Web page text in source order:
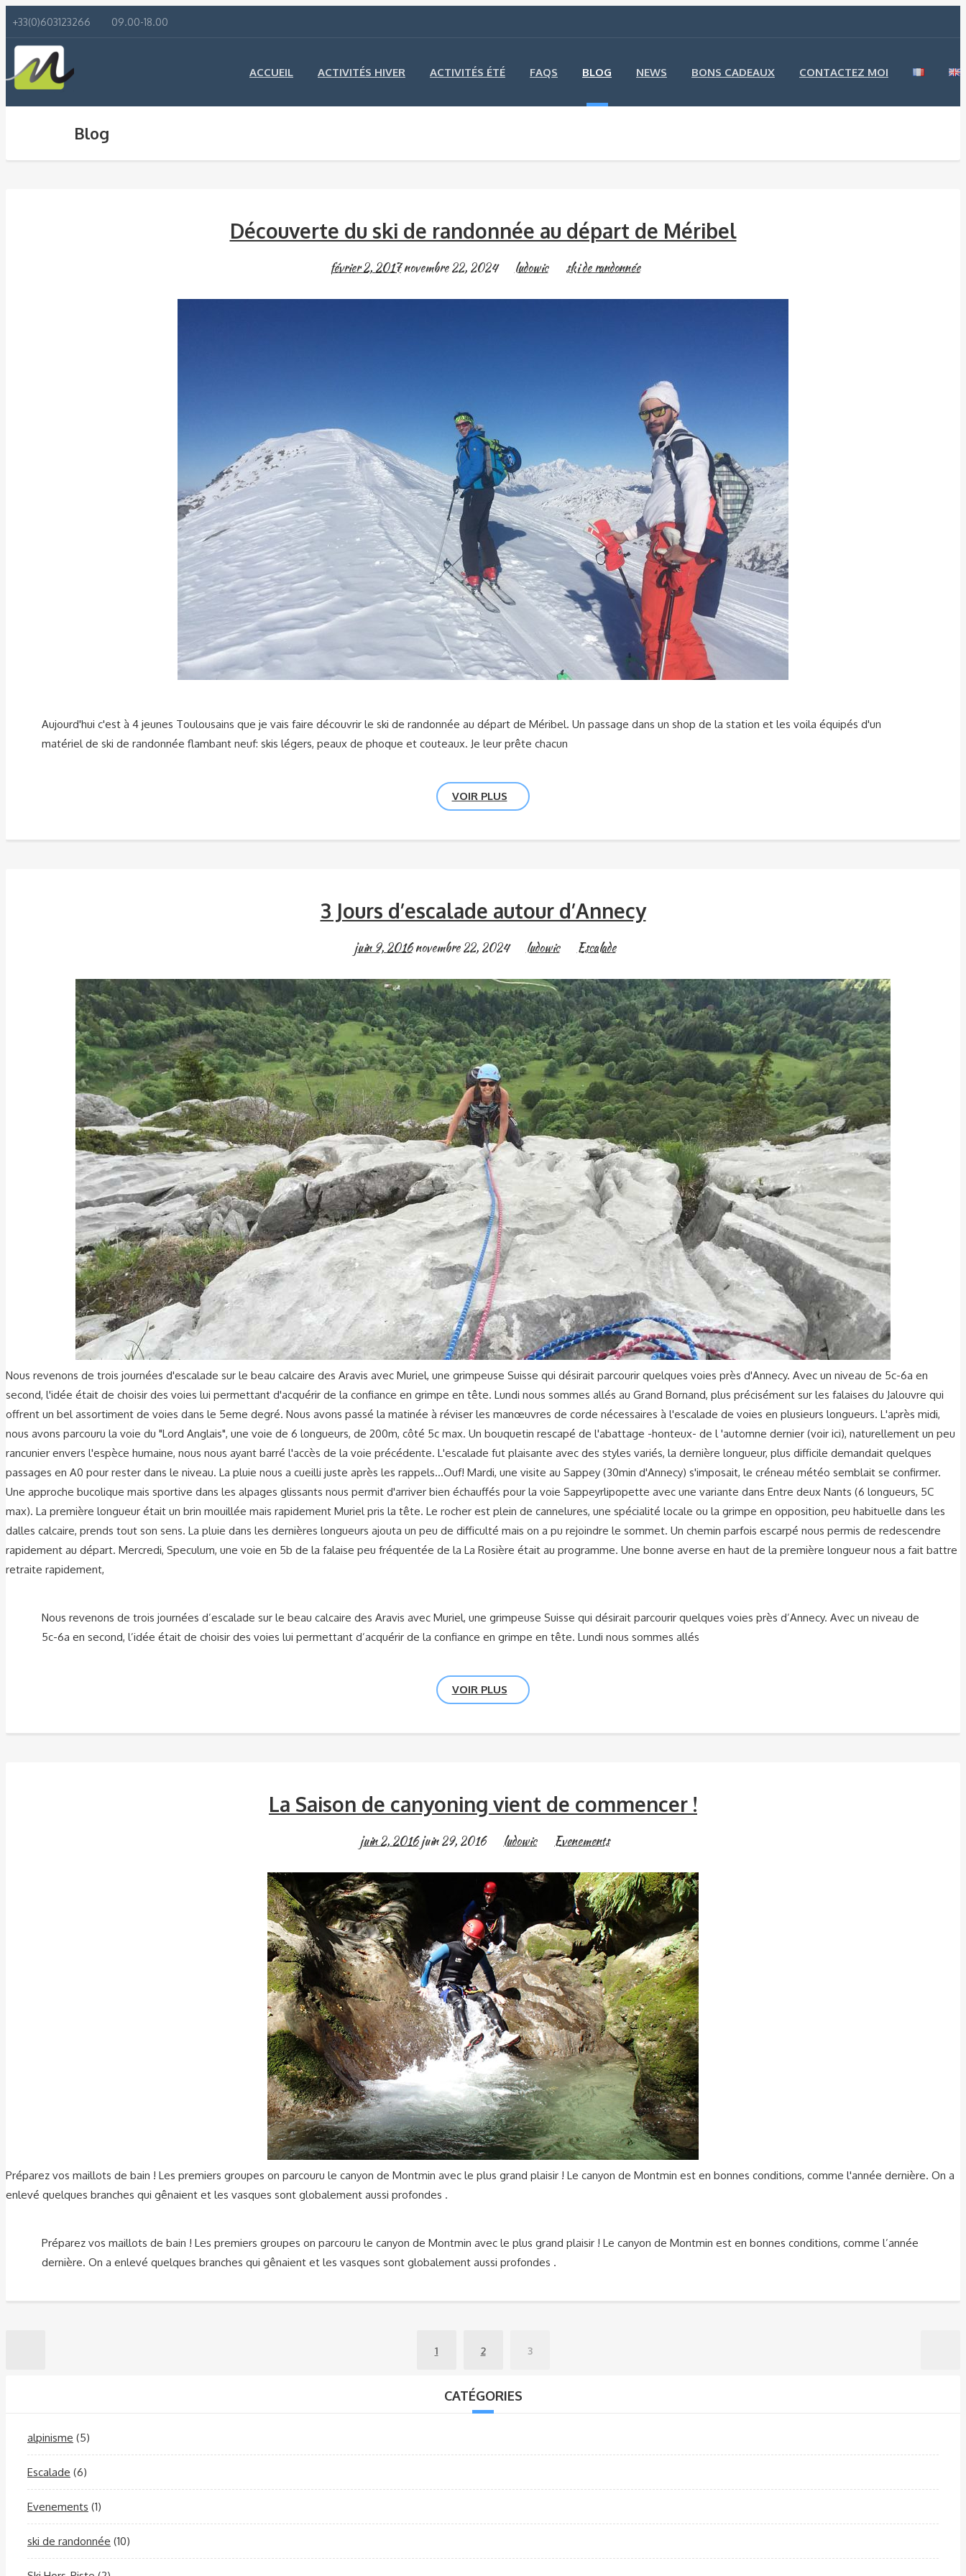
+33(0)603123266 09.00-18.00
ACCUEIL ACTIVITÉS HIVER ACTIVITÉS ÉTÉ FAQS BLOG NEWS BONS CADEAUX CONTACTEZ MOI
Blog
Découverte du ski de randonnée au départ de Méribel
février 2, 2017 novembre 22, 2024 ludowic ski de randonnée
Aujourd'hui c'est à 4 jeunes Toulousains que je vais faire découvrir le ski de randonnée au départ de Méribel. Un passage dans un shop de la station et les voila équipés d'un
matériel de ski de randonnée flambant neuf: skis légers, peaux de phoque et couteaux. Je leur prête chacun
VOIR PLUS
3 Jours d’escalade autour d’Annecy
juin 9, 2016 novembre 22, 2024 ludowic Escalade
Nous revenons de trois journées d'escalade sur le beau calcaire des Aravis avec Muriel, une grimpeuse Suisse qui désirait parcourir quelques voies près d'Annecy. Avec un niveau de 5c-6a en
second, l'idée était de choisir des voies lui permettant d'acquérir de la confiance en grimpe en tête. Lundi nous sommes allés au Grand Bornand, plus précisément sur les falaises du Jalouvre qui
offrent un bel assortiment de voies dans le 5eme degré. Nous avons passé la matinée à réviser les manœuvres de corde nécessaires à l'escalade de voies en plusieurs longueurs. L'après midi,
nous avons parcouru la voie du "Lord Anglais", une voie de 6 longueurs, de 200m, côté 5c max. Un bouquetin rescapé de l'abattage -honteux- de l 'automne dernier (voir ici), naturellement un peu
rancunier envers l'espèce humaine, nous nous ayant barré l'accès de la voie précédente. L'escalade fut plaisante avec des styles variés, la dernière longueur, plus difficile demandait quelques
passages en A0 pour rester dans le niveau. La pluie nous a cueilli juste après les rappels...Ouf! Mardi, une visite au Sappey (30min d'Annecy) s'imposait, le créneau météo semblait se confirmer.
Une approche bucolique mais sportive dans les alpages glissants nous permit d'arriver bien échauffés pour la voie Sappeyrlipopette avec une variante dans Entre deux Nants (6 longueurs, 5C
max). La première longueur était un brin mouillée mais rapidement Muriel pris la tête. Le rocher est plein de cannelures, une spécialité locale ou la grimpe en opposition, peu habituelle dans les
dalles calcaire, prends tout son sens. La pluie dans les dernières longueurs ajouta un peu de difficulté mais on a pu rejoindre le sommet. Un chemin parfois escarpé nous permis de redescendre
rapidement au départ. Mercredi, Speculum, une voie en 5b de la falaise peu fréquentée de la La Rosière était au programme. Une bonne averse en haut de la première longueur nous a fait battre
retraite rapidement,
Nous revenons de trois journées d’escalade sur le beau calcaire des Aravis avec Muriel, une grimpeuse Suisse qui désirait parcourir quelques voies près d’Annecy. Avec un niveau de
5c-6a en second, l’idée était de choisir des voies lui permettant d’acquérir de la confiance en grimpe en tête. Lundi nous sommes allés
VOIR PLUS
La Saison de canyoning vient de commencer !
juin 2, 2016 juin 29, 2016 ludowic Evenements
Préparez vos maillots de bain ! Les premiers groupes on parcouru le canyon de Montmin avec le plus grand plaisir ! Le canyon de Montmin est en bonnes conditions, comme l'année dernière. On a
enlevé quelques branches qui gênaient et les vasques sont globalement aussi profondes .
Préparez vos maillots de bain ! Les premiers groupes on parcouru le canyon de Montmin avec le plus grand plaisir ! Le canyon de Montmin est en bonnes conditions, comme l’année
dernière. On a enlevé quelques branches qui gênaient et les vasques sont globalement aussi profondes .
1 2 3
CATÉGORIES
alpinisme (5)
Escalade (6)
Evenements (1)
ski de randonnée (10)